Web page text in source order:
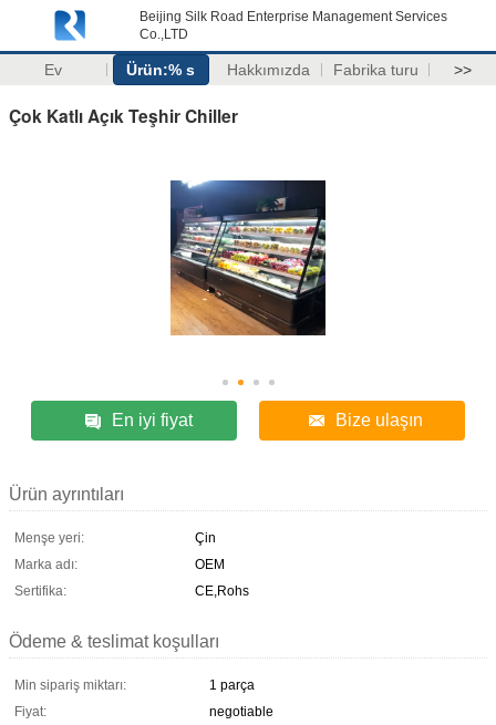
Beijing Silk Road Enterprise Management Services
Co.,LTD
Ev Ürün:% s Hakkımızda Fabrika turu >>
Çok Katlı Açık Teşhir Chiller
En iyi fiyat Bize ulaşın
Ürün ayrıntıları
Menşe yeri:
Çin
Marka adı:
OEM
Sertifika:
CE,Rohs
Ödeme & teslimat koşulları
Min sipariş miktarı:
1 parça
Fiyat:
negotiable